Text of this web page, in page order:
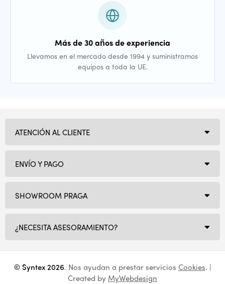
Más de 30 años de experiencia
Llevamos en el mercado desde 1994 y suministramos
equipos a toda la UE.
SHOWROOM PRAGA
¿NECESITA ASESORAMIENTO?
ATENCIÓN AL CLIENTE
ENVÍO Y PAGO
© Syntex 2026. Nos ayudan a prestar servicios Cookies. |
Created by MyWebdesign